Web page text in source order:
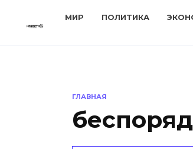
МИР ПОЛИТИКА
ГЛАВНАЯ